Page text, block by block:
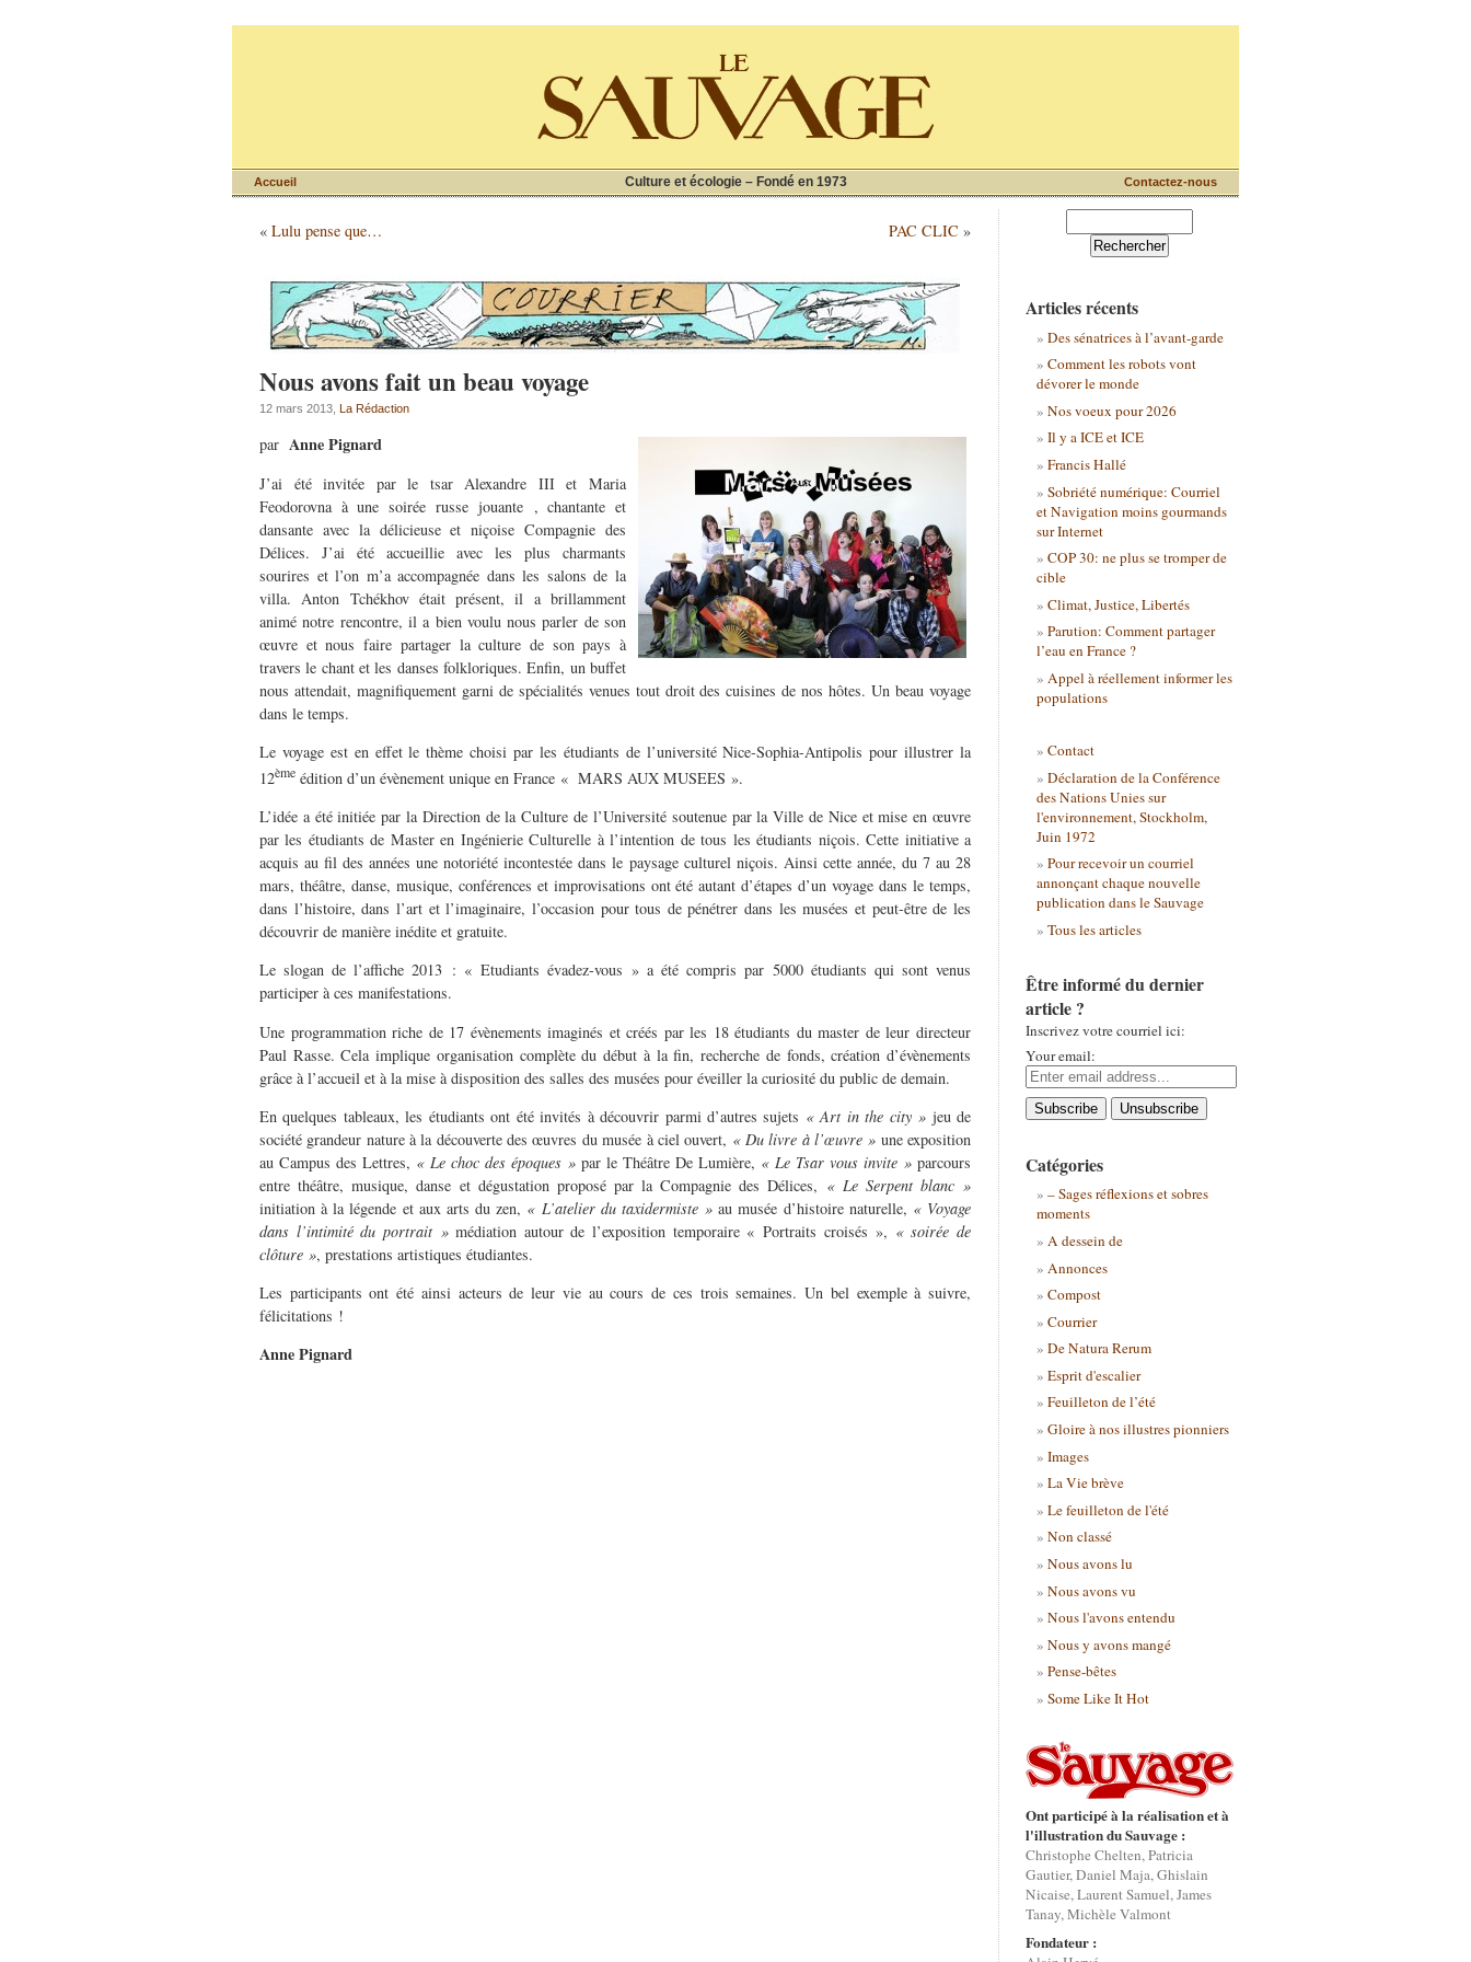
Culture et écologie – Fondé en 1973
Accueil Contactez-nous
« Lulu pense que… PAC CLIC »
Nous avons fait un beau voyage
12 mars 2013, La Rédaction
par Anne Pignard
J’ai été invitée par le tsar Alexandre III et Maria
Feodorovna à une soirée russe jouante , chantante et
dansante avec la délicieuse et niçoise Compagnie des
Délices. J’ai été accueillie avec les plus charmants
sourires et l’on m’a accompagnée dans les salons de la
villa. Anton Tchékhov était présent, il a brillamment
animé notre rencontre, il a bien voulu nous parler de son
œuvre et nous faire partager la culture de son pays à
travers le chant et les danses folkloriques. Enfin, un buffet
nous attendait, magnifiquement garni de spécialités venues tout droit des cuisines de nos hôtes. Un beau voyage
dans le temps.
Le voyage est en effet le thème choisi par les étudiants de l’université Nice-Sophia-Antipolis pour illustrer la
12ème édition d’un évènement unique en France « MARS AUX MUSEES ».
L’idée a été initiée par la Direction de la Culture de l’Université soutenue par la Ville de Nice et mise en œuvre
par les étudiants de Master en Ingénierie Culturelle à l’intention de tous les étudiants niçois. Cette initiative a
acquis au fil des années une notoriété incontestée dans le paysage culturel niçois. Ainsi cette année, du 7 au 28
mars, théâtre, danse, musique, conférences et improvisations ont été autant d’étapes d’un voyage dans le temps,
dans l’histoire, dans l’art et l’imaginaire, l’occasion pour tous de pénétrer dans les musées et peut-être de les
découvrir de manière inédite et gratuite.
Le slogan de l’affiche 2013 : « Etudiants évadez-vous » a été compris par 5000 étudiants qui sont venus
participer à ces manifestations.
Une programmation riche de 17 évènements imaginés et créés par les 18 étudiants du master de leur directeur
Paul Rasse. Cela implique organisation complète du début à la fin, recherche de fonds, création d’évènements
grâce à l’accueil et à la mise à disposition des salles des musées pour éveiller la curiosité du public de demain.
En quelques tableaux, les étudiants ont été invités à découvrir parmi d’autres sujets « Art in the city » jeu de
société grandeur nature à la découverte des œuvres du musée à ciel ouvert, « Du livre à l’œuvre » une exposition
au Campus des Lettres, « Le choc des époques » par le Théâtre De Lumière, « Le Tsar vous invite » parcours
entre théâtre, musique, danse et dégustation proposé par la Compagnie des Délices, « Le Serpent blanc »
initiation à la légende et aux arts du zen, « L’atelier du taxidermiste » au musée d’histoire naturelle, « Voyage
dans l’intimité du portrait »médiation autour de l’exposition temporaire « Portraits croisés », « soirée de
clôture », prestations artistiques étudiantes.
Les participants ont été ainsi acteurs de leur vie au cours de ces trois semaines. Un bel exemple à suivre,
félicitations !
Anne Pignard
Articles récents
Des sénatrices à l’avant-garde
Comment les robots vont
dévorer le monde
Nos voeux pour 2026
Il y a ICE et ICE
Francis Hallé
Sobriété numérique: Courriel
et Navigation moins gourmands
sur Internet
COP 30: ne plus se tromper de
cible
Climat, Justice, Libertés
Parution: Comment partager
l’eau en France ?
Appel à réellement informer les
populations
Contact
Déclaration de la Conférence
des Nations Unies sur
l'environnement, Stockholm,
Juin 1972
Pour recevoir un courriel
annonçant chaque nouvelle
publication dans le Sauvage
Tous les articles
Être informé du dernier
article ?
Inscrivez votre courriel ici:
Your email:
Catégories
– Sages réflexions et sobres
moments
A dessein de
Annonces
Compost
Courrier
De Natura Rerum
Esprit d'escalier
Feuilleton de l’été
Gloire à nos illustres pionniers
Images
La Vie brève
Le feuilleton de l'été
Non classé
Nous avons lu
Nous avons vu
Nous l'avons entendu
Nous y avons mangé
Pense-bêtes
Some Like It Hot
Ont participé à la réalisation et à
l'illustration du Sauvage :
Christophe Chelten, Patricia
Gautier, Daniel Maja, Ghislain
Nicaise, Laurent Samuel, James
Tanay, Michèle Valmont
Fondateur :